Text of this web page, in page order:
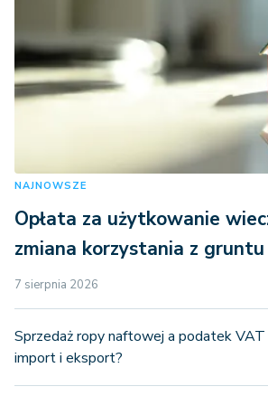
NAJNOWSZE
Opłata za użytkowanie
zmiana korzystania z gruntu
7 sierpnia 2026
Sprzedaż ropy naftowej a podatek VAT
import i eksport?